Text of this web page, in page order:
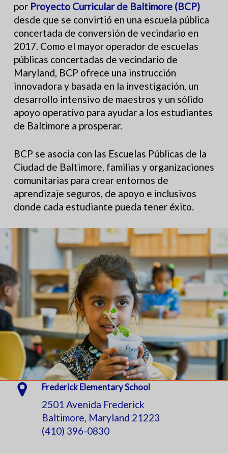
por Proyecto Curricular de Baltimore (BCP)
desde que se convirtió en una escuela pública
concertada de conversión de vecindario en
2017. Como el mayor operador de escuelas
públicas concertadas de vecindario de
Maryland, BCP ofrece una instrucción
innovadora y basada en la investigación, un
desarrollo intensivo de maestros y un sólido
apoyo operativo para ayudar a los estudiantes
de Baltimore a prosperar.
BCP se asocia con las Escuelas Públicas de la
Ciudad de Baltimore, familias y organizaciones
comunitarias para crear entornos de
aprendizaje seguros, de apoyo e inclusivos
donde cada estudiante pueda tener éxito.
Frederick Elementary School
2501 Avenida Frederick
Baltimore, Maryland 21223
(410) 396-0830